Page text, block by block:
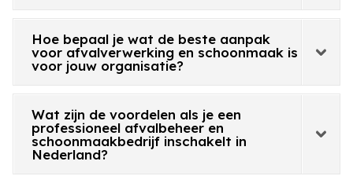
Hoe bepaal je wat de beste aanpak
voor afvalverwerking en schoonmaak is
voor jouw organisatie?
Wat zijn de voordelen als je een
professioneel afvalbeheer en
schoonmaakbedrijf inschakelt in
Nederland?